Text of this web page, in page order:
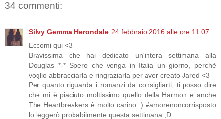
34 commenti:
Silvy Gemma Herondale 24 febbraio 2016 alle ore 11:07
Eccomi qui <3
Bravissima che hai dedicato un'intera settimana alla
Douglas *-* Spero che venga in Italia un giorno, perchè
voglio abbracciarla e ringraziarla per aver creato Jared <3
Per quanto riguarda i romanzi da consigliarti, ti posso dire
che mi è piaciuto moltissimo quello della Harmon e anche
The Heartbreakers è molto carino :) #amorenoncorrisposto
lo leggerò probabilmente questa settimana ;D